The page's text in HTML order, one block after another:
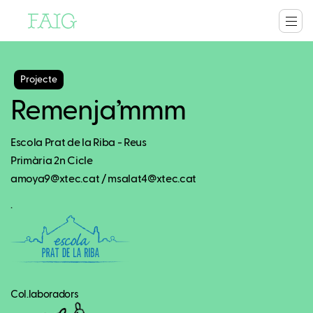
Projecte
Remenja’mmm
Escola Prat de la Riba - Reus
Primària 2n Cicle
amoya9@xtec.cat / msalat4@xtec.cat
.
Col.laboradors